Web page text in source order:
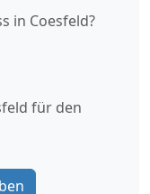
in Coesfeld?
für den